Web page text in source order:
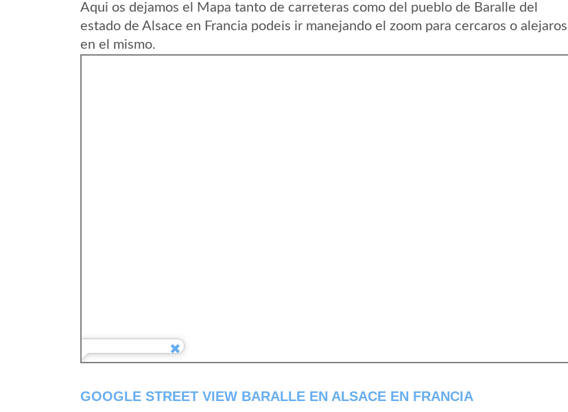
Aqui os dejamos el Mapa tanto de carreteras como del pueblo de Baralle del
estado de Alsace en Francia podeis ir manejando el zoom para cercaros o alejaros
en el mismo.
GOOGLE STREET VIEW BARALLE EN ALSACE EN FRANCIA